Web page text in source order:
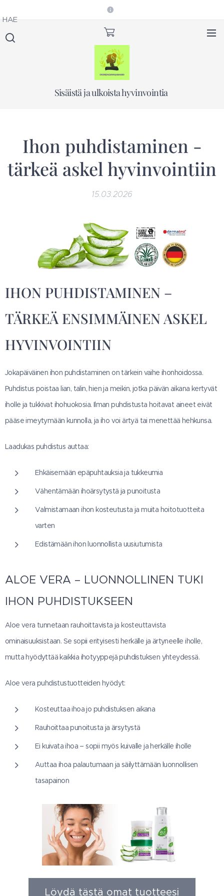
Sisäistä ja ulkoista hyvinvointia
HAE
Ihon puhdistaminen -
tärkeä askel hyvinvointiin
15.03.2026
IHON PUHDISTAMINEN –
TÄRKEÄ ENSIMMÄINEN ASKEL
HYVINVOINTIIN
Jokapäiväinen ihon puhdistaminen on tärkein vaihe ihonhoidossa.
Puhdistus poistaa lian, talin, hien ja meikin, jotka päivän aikana kertyvät
iholle ja tukkivat ihohuokosia. Ilman puhdistusta hoitavat aineet eivät
pääse imeytymään kunnolla, ja iho voi ärtyä tai menettää hehkunsa.
Laadukas puhdistus auttaa:
Ehkäisemään epäpuhtauksia ja tukkeumia
Vähentämään ihoärsytystä ja punoitusta
Valmistamaan ihon kosteutusta ja muita hoitotuotteita
varten
Edistämään ihon luonnollista uusiutumista
ALOE VERA – LUONNOLLINEN TUKI
IHON PUHDISTUKSEEN
Aloe vera tunnetaan rauhoittavista ja kosteuttavista
ominaisuuksistaan. Se sopii erityisesti herkälle ja ärtyneelle iholle,
mutta hyödyttää kaikkia ihotyyppejä puhdistuksen yhteydessä.
Aloe vera puhdistustuotteiden hyödyt:
Kosteuttaa ihoa jo puhdistuksen aikana
Rauhoittaa punoitusta ja ärsytystä
Ei kuivata ihoa – sopii myös kuivalle ja herkälle iholle
Auttaa ihoa palautumaan ja säilyttämään luonnollisen
tasapainon
Löydä tästä omat tuotteesi